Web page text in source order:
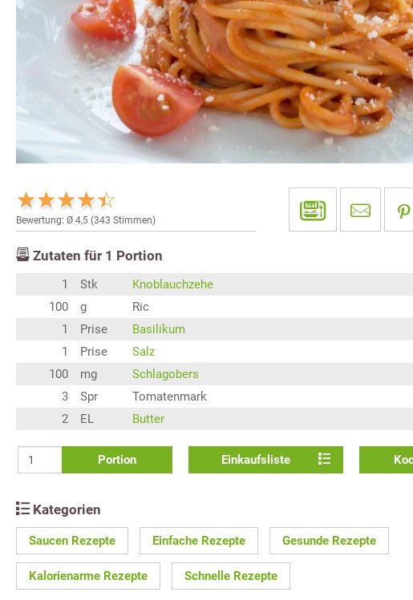
Bewertung: Ø 4,5 (343 Stimmen)
Zutaten für 1 Portion
1 Stk
Knoblauchzehe
100
g
Ric
1
Prise
Basilikum
1
Prise
Salz
100
mg
Schlagobers
3
Spr
Tomatenmark
2
EL Butter
Portion Einkaufsliste
Kategorien
Saucen Rezepte Einfache Rezepte Gesunde Rezepte
Kalorienarme Rezepte Schnelle Rezepte